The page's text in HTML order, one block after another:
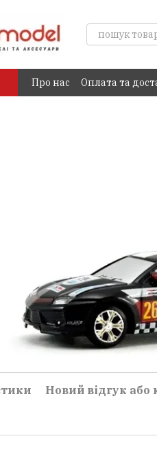
Про нас Оплата та
Новий відгук або